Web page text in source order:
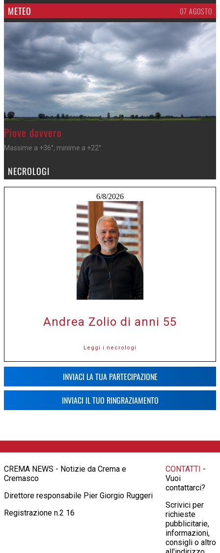
METEO 07 AGOSTO
>
Piove davvero
Massime a +36°, minime a +22°
NECROLOGI
6/8/2026
Andrea Zolio di anni 55
Leggi i necrologi
INVIACI LA TUA PARTECIPAZIONE
INVIACI IL TUO RINGRAZIAMENTO
CREMA NEWS - Notizie da Crema e
Cremasco
Direttore responsabile Pier Giorgio Ruggeri
Registrazione n.2 16
CONTATTI -
Vuoi
contattarci?
Scrivici per
richieste
pubblicitarie,
informazioni,
consigli o altro